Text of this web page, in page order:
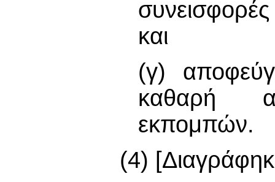
και
(γ)
καθαρή
εκπομπών.
(4)